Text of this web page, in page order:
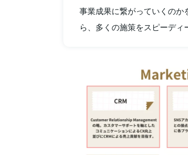
事業成果に繋がっていくの
ら、多くの施策をスピーディ